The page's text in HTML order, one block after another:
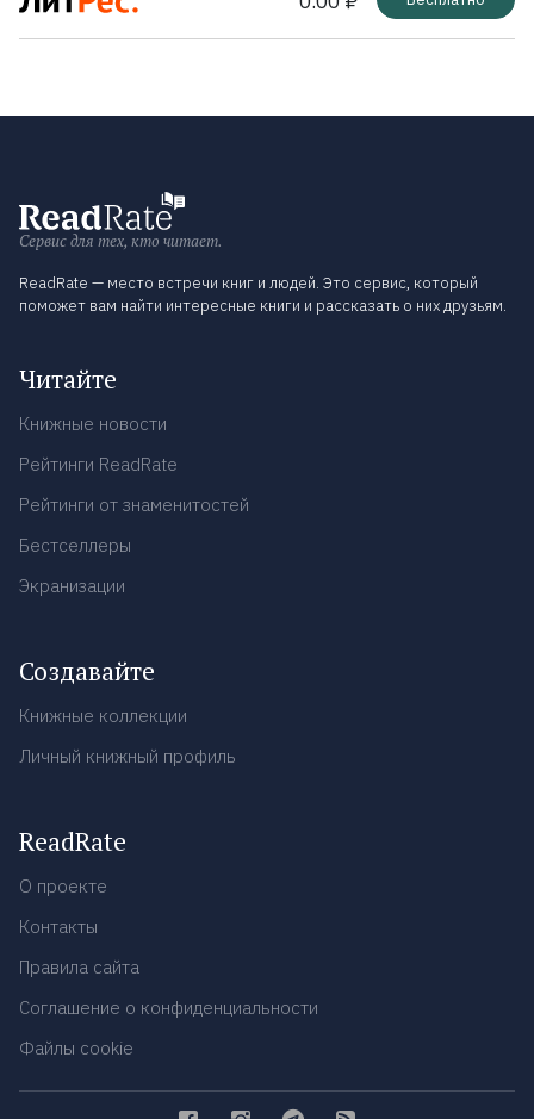
Сервис для тех, кто читает.
ReadRate — место встречи книг и людей. Это сервис, который
поможет вам найти интересные книги и рассказать о них друзьям.
Читайте
Книжные новости
Рейтинги ReadRate
Рейтинги от знаменитостей
Бестселлеры
Экранизации
Создавайте
Книжные коллекции
Личный книжный профиль
ReadRate
О проекте
Контакты
Правила сайта
Соглашение о конфиденциальности
Файлы cookie